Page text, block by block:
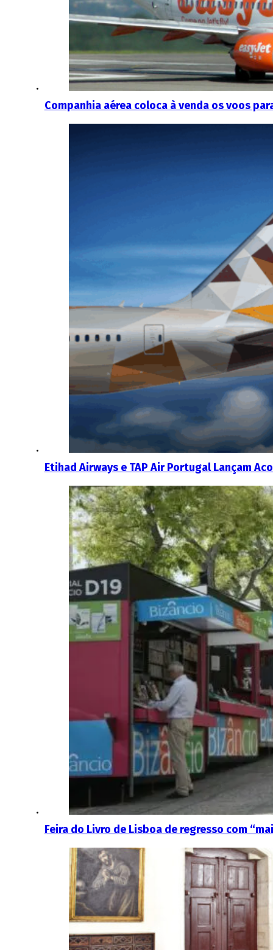
Companhia aérea coloca à venda os voos
Etihad Airways e TAP Air Portugal Lançam
Feira do Livro de Lisboa de regresso com